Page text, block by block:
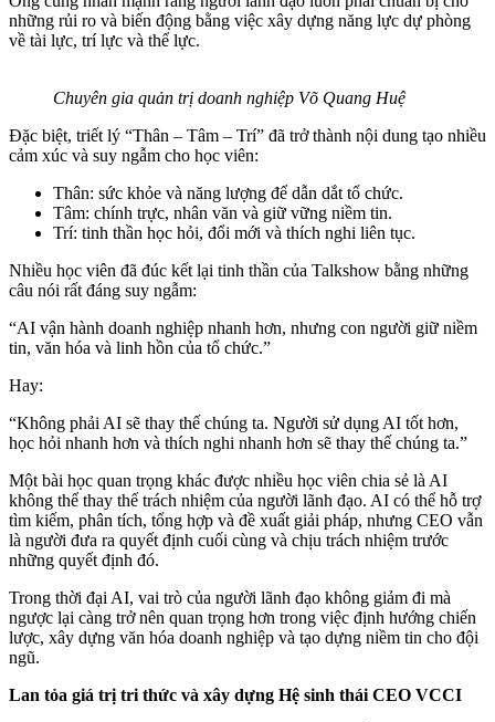
những rủi ro và biến động bằng việc xây dựng năng lực dự phòng
về tài lực, trí lực và thể lực.
Chuyên gia quản trị doanh nghiệp Võ Quang Huệ
Đặc biệt, triết lý “Thân – Tâm – Trí” đã trở thành nội dung tạo nhiều
cảm xúc và suy ngẫm cho học viên:
Thân: sức khỏe và năng lượng để dẫn dắt tổ chức.
Tâm: chính trực, nhân văn và giữ vững niềm tin.
Trí: tinh thần học hỏi, đổi mới và thích nghi liên tục.
Nhiều học viên đã đúc kết lại tinh thần của Talkshow bằng những
câu nói rất đáng suy ngẫm:
“AI vận hành doanh nghiệp nhanh hơn, nhưng con người giữ niềm
tin, văn hóa và linh hồn của tổ chức.”
Hay:
“Không phải AI sẽ thay thế chúng ta. Người sử dụng AI tốt hơn,
học hỏi nhanh hơn và thích nghi nhanh hơn sẽ thay thế chúng ta.”
Một bài học quan trọng khác được nhiều học viên chia sẻ là AI
không thể thay thế trách nhiệm của người lãnh đạo. AI có thể hỗ trợ
tìm kiếm, phân tích, tổng hợp và đề xuất giải pháp, nhưng CEO vẫn
là người đưa ra quyết định cuối cùng và chịu trách nhiệm trước
những quyết định đó.
Trong thời đại AI, vai trò của người lãnh đạo không giảm đi mà
ngược lại càng trở nên quan trọng hơn trong việc định hướng chiến
lược, xây dựng văn hóa doanh nghiệp và tạo dựng niềm tin cho đội
ngũ.
Lan tỏa giá trị tri thức và xây dựng Hệ sinh thái CEO VCCI